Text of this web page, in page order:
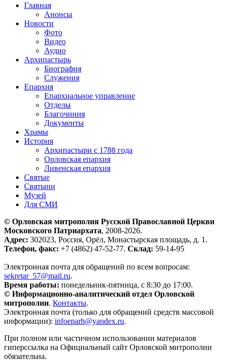
Главная
Анонсы
Новости
Фото
Видео
Аудио
Архипастырь
Биография
Служения
Епархия
Епархиальное управление
Отделы
Благочиния
Документы
Храмы
История
Архипастыри с 1788 года
Орловская епархия
Ливенская епархия
Святые
Святыни
Музей
Для СМИ
© Орловская митрополия Русской Православной Церкви
Московского Патриархата, 2008-2026.
Адрес: 302023, Россия, Орёл, Монастырская площадь, д. 1.
Телефон, факс: +7 (4862) 47-52-77. Склад: 59-14-95
Электронная почта для обращений по всем вопросам:
sekretar_57@mail.ru.
Время работы: понедельник-пятница, с 8:30 до 17:00.
© Информационно-аналитический отдел Орловской
митрополии. Контакты.
Электронная почта (только для обращений средств массовой
информации): infoeparh@yandex.ru.
При полном или частичном использовании материалов
гиперссылка на Официальный сайт Орловской митрополии
обязательна.